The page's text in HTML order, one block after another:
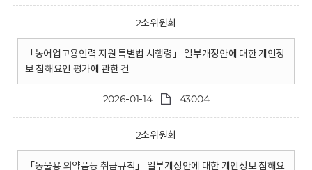
2소위원회
「농어업고용인력 지원 특별법 시행령」 일부개정안에 대한 개인정
보 침해요인 평가에 관한 건
2026-01-14 43004
2소위원회
「동물용 의약품등 취급규칙」 일부개정안에 대한 개인정보 침해요